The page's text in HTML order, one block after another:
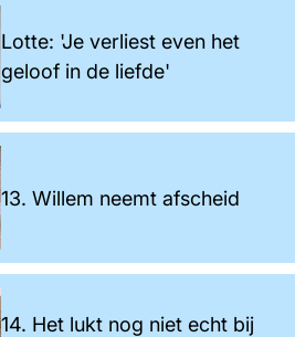
Lotte: 'Je verliest even het
geloof in de liefde'
13. Willem neemt afscheid
14. Het lukt nog niet echt bij